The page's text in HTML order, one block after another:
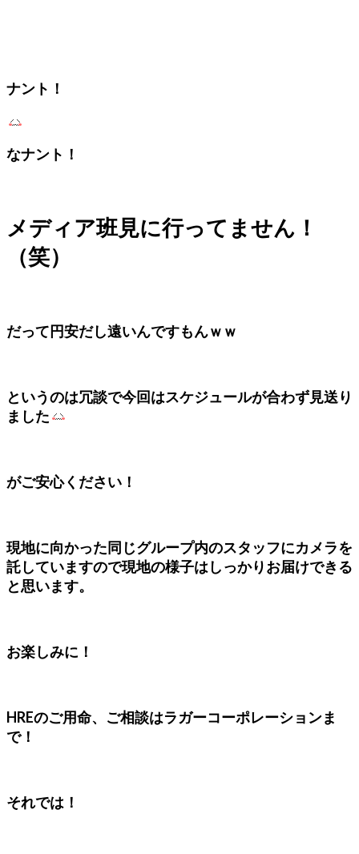
ナント！
なナント！
メディア班見に行ってません！
（笑）
だって円安だし遠いんですもんｗｗ
というのは冗談で今回はスケジュールが合わず見送り
ました
がご安心ください！
現地に向かった同じグループ内のスタッフにカメラを
託していますので現地の様子はしっかりお届けできる
と思います。
お楽しみに！
HREのご用命、ご相談はラガーコーポレーションま
で！
それでは！